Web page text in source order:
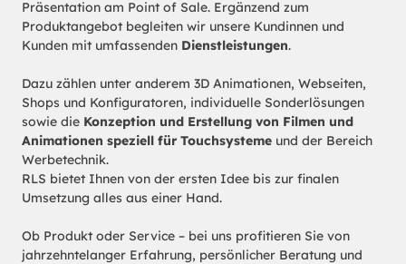
Präsentation am Point of Sale. Ergänzend zum
Produktangebot begleiten wir unsere Kundinnen und
Kunden mit umfassenden Dienstleistungen.
Dazu zählen unter anderem 3D Animationen, Webseiten,
Shops und Konfiguratoren, individuelle Sonderlösungen
sowie die Konzeption und Erstellung von Filmen und
Animationen speziell für Touchsysteme und der Bereich
Werbetechnik.
RLS bietet Ihnen von der ersten Idee bis zur finalen
Umsetzung alles aus einer Hand.
Ob Produkt oder Service – bei uns profitieren Sie von
jahrzehntelanger Erfahrung, persönlicher Beratung und